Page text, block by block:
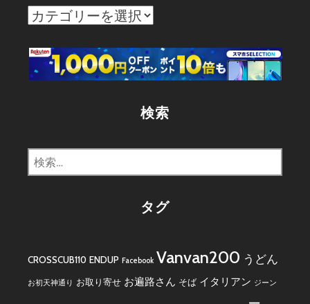
カ
ゴ
リ
検索
検
索:
タグ
CROSSCUB110 ENDUP Facebook Vanvan200 うどん
お初天神通り お取り寄せ お遍路さん そば イタリアン ジーン